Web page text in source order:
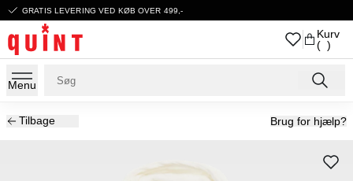
GRATIS LEVERING VED KØB OVER 499,-
Kurv
( )
Menu
Tilbage Brug for hjælp?